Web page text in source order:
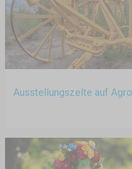
Ausstellungszelte auf